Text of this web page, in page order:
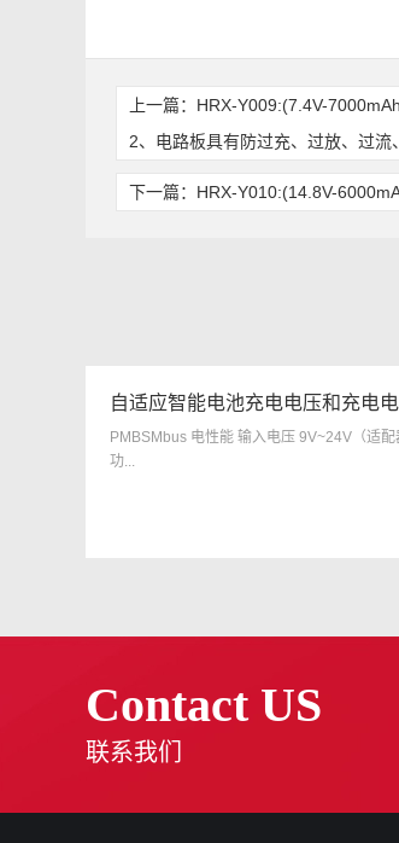
上一篇： HRX-Y009:(7.4V-
2、电路板具有防过充、过放、过流
下一篇： HRX-Y010:(14.8V-
自适应智能电池充电电压和充电
PMBSMbus 电性能 输入电压 9V~24V（适
功...
Contact US
联系我们